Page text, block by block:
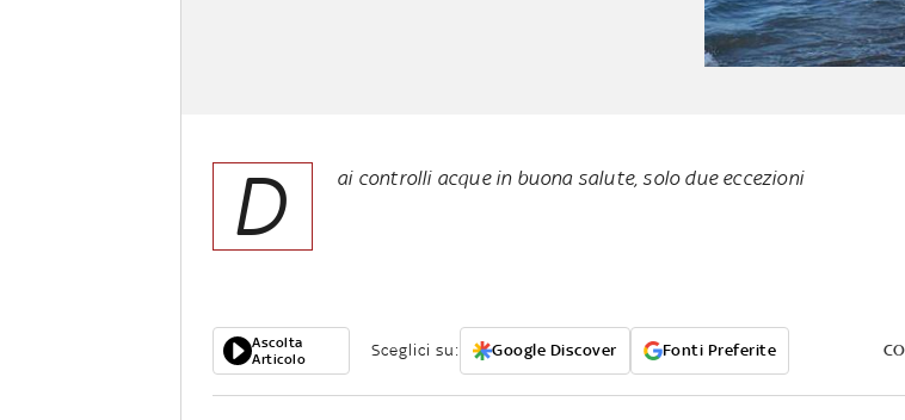
D ai controlli acque in buona salute, solo due eccezioni
Ascolta
Articolo
Sceglici su: Google Discover Fonti Preferite